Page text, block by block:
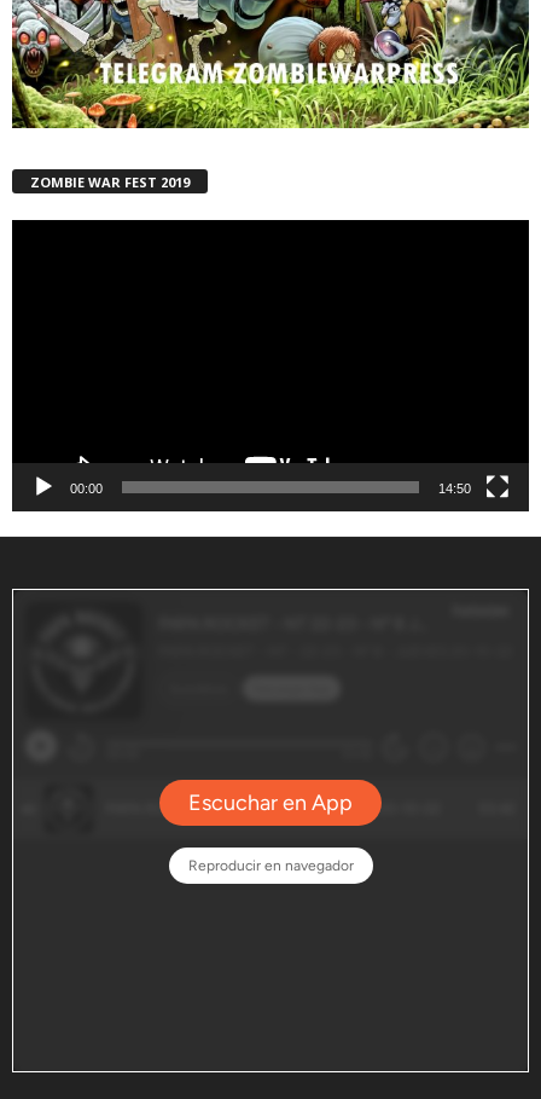
ZOMBIE WAR FEST 2019
00:00 14:50